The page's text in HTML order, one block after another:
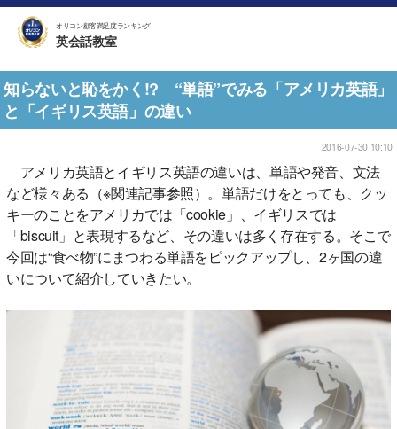
オリコン顧客満足度ランキング
英会話教室
知らないと恥をかく!? “単語”でみる「アメリカ英語」
と「イギリス英語」の違い
2016-07-30 10:10
アメリカ英語とイギリス英語の違いは、単語や発音、文法
など様々ある（※関連記事参照）。単語だけをとっても、クッ
キーのことをアメリカでは「cookie」、イギリスでは
「biscuit」と表現するなど、その違いは多く存在する。そこで
今回は“食べ物”にまつわる単語をピックアップし、2ヶ国の違
いについて紹介していきたい。